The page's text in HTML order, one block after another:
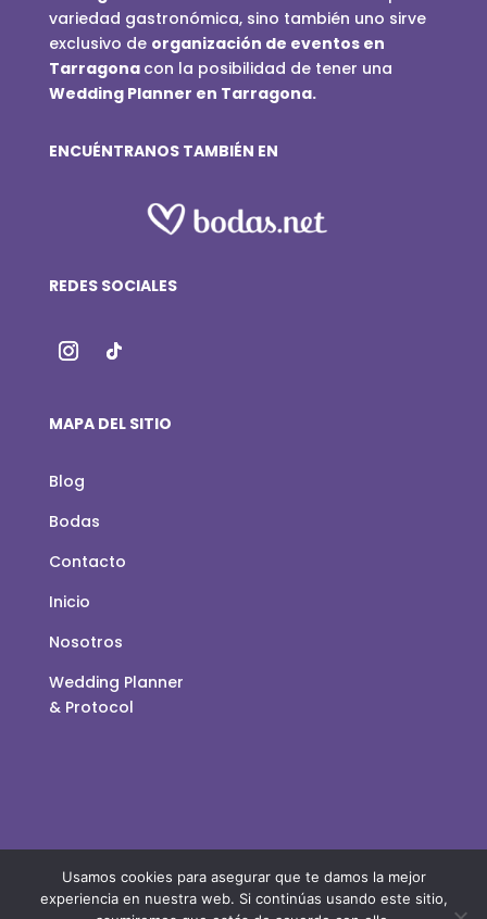
variedad gastronómica, sino también uno sirve
exclusivo de organización de eventos en
Tarragona con la posibilidad de tener una
Wedding Planner en Tarragona.
ENCUÉNTRANOS TAMBIÉN EN
REDES SOCIALES
MAPA DEL SITIO
Blog
Bodas
Contacto
Inicio
Nosotros
Wedding Planner
& Protocol
Usamos cookies para asegurar que te damos la mejor
experiencia en nuestra web. Si continúas usando este sitio,